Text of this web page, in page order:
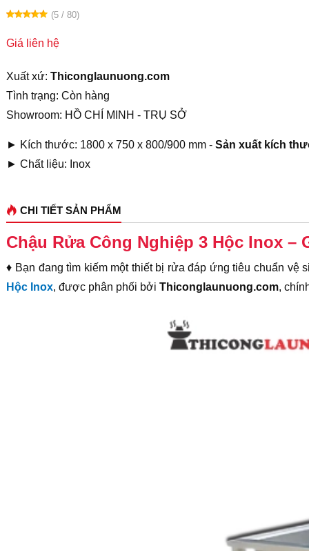
(5 / 80)
Giá liên hệ
Xuất xứ: Thiconglaunuong.com
Tình trạng: Còn hàng
Showroom: HỒ CHÍ MINH - TRỤ SỞ
► Kích thước: 1800 x 750 x 800/900 mm - Sản xuất kích
► Chất liệu: Inox
CHI TIẾT SẢN PHẨM
Chậu Rửa Công Nghiệp 3 Hộc Inox –
♦ Bạn đang tìm kiếm một thiết bị rửa đáp ứng tiêu chuẩn
Hộc Inox, được phân phối bởi Thiconglaunuong.com,